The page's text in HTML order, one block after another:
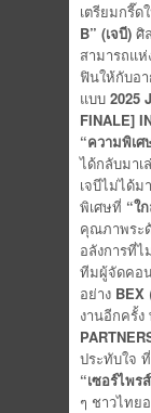
เตรียมกรี๊ด
B” (เจบี) ศิ
สามารถแห่
ฟินให้กับอ
แบบ 2025
FINALE]
“ความพิเศ
ได้กลับมา
เจบีไม่ได้ม
พิเศษที่ “ใ
คุณภาพระ
อลังการที่
ทีมผู้จัดคอน
อย่าง BEX
งานอีกครั้
ประทับใจ
“เซอร์ไพร
ๆ ชาวไทย